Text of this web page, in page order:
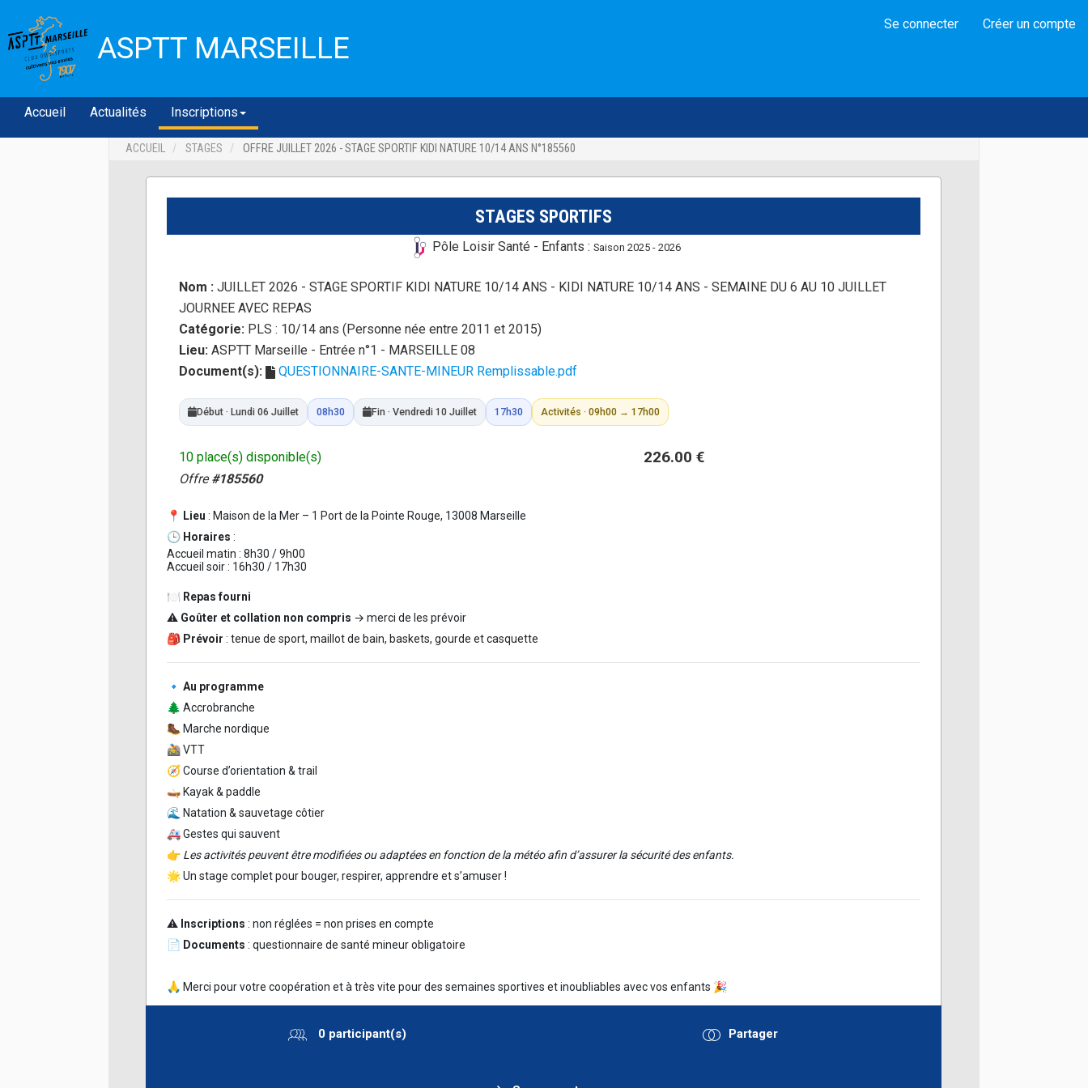
ASPTT MARSEILLE
Se connecter Créer un compte
Accueil Actualités Inscriptions
ACCUEIL STAGES OFFRE JUILLET 2026 - STAGE SPORTIF KIDI NATURE 10/14 ANS N°185560
STAGES SPORTIFS
Pôle Loisir Santé - Enfants : Saison 2025 - 2026
Nom : JUILLET 2026 - STAGE SPORTIF KIDI NATURE 10/14 ANS - KIDI NATURE 10/14 ANS - SEMAINE DU 6 AU 10 JUILLET
JOURNEE AVEC REPAS
Catégorie: PLS : 10/14 ans (Personne née entre 2011 et 2015)
Lieu: ASPTT Marseille - Entrée n°1 - MARSEILLE 08
Document(s):
QUESTIONNAIRE-SANTE-MINEUR Remplissable.pdf
Début · Lundi 06 Juillet 08h30 Fin · Vendredi 10 Juillet 17h30 Activités · 09h00 → 17h00
10 place(s) disponible(s)
Offre#185560
226.00 €
📍 Lieu : Maison de la Mer – 1 Port de la Pointe Rouge, 13008 Marseille
🕒 Horaires :
Accueil matin : 8h30 / 9h00
Accueil soir : 16h30 / 17h30
🍽️ Repas fourni
⚠️ Goûter et collation non compris → merci de les prévoir
🎒 Prévoir : tenue de sport, maillot de bain, baskets, gourde et casquette
🔹Au programme
🌲 Accrobranche
🥾 Marche nordique
🚵 VTT
🧭 Course d’orientation & trail
🛶 Kayak & paddle
🌊 Natation & sauvetage côtier
🚑 Gestes qui sauvent
👉 Les activités peuvent être modifiées ou adaptées en fonction de la météo afin d’assurer la sécurité des enfants.
🌟 Un stage complet pour bouger, respirer, apprendre et s’amuser !
⚠️ Inscriptions : non réglées = non prises en compte
📄 Documents : questionnaire de santé mineur obligatoire
🙏 Merci pour votre coopération et à très vite pour des semaines sportives et inoubliables avec vos enfants 🎉
0 participant(s) Partager